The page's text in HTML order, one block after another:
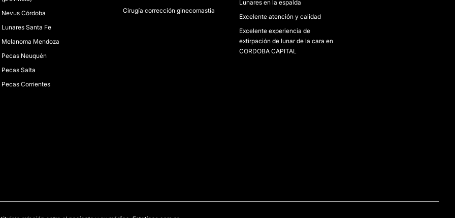
Nevus Córdoba
Lunares Santa Fe
Melanoma Mendoza
Pecas Neuquén
Pecas Salta
Pecas Corrientes
Cirugía corrección ginecomastia
Lunares en la espalda
Excelente atención y calidad
Excelente experiencia de
extirpación de lunar de la cara en
CORDOBA CAPITAL